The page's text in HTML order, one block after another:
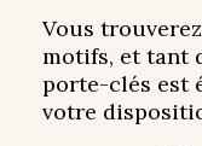
Vous
motifs, et tant
porte-clés est
votre